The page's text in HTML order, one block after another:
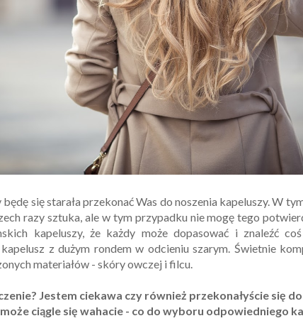
się starała przekonać Was do noszenia kapeluszy. W
razy sztuka, ale w tym przypadku nie mogę tego
kapeluszy, że każdy może dopasować i znaleźć
kapelusz z dużym rondem w odcieniu szarym. Świetnie
materiałów - skóry owczej i filcu.
Jestem ciekawa czy również przekonałyście się
ciągle się wahacie - co do wyboru odpowiedniego